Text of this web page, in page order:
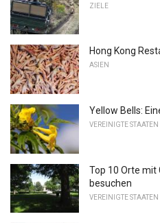
ZIELE
Hong Kong
ASIEN
Yellow Bells:
VEREINIGTE STAATEN
Top 10 Orte mit
besuchen
VEREINIGTE STAATEN